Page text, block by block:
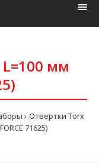
мм
Отвертки Torx
71625)